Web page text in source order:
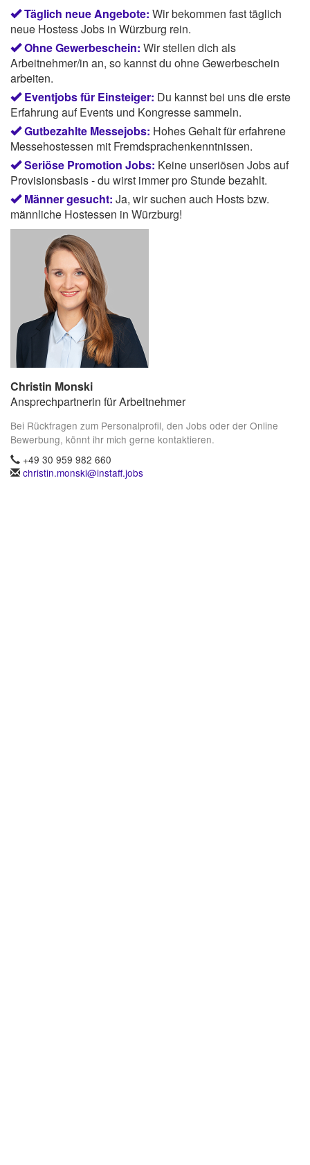
Täglich neue Angebote: Wir bekommen fast täglich
neue Hostess Jobs in Würzburg rein.
Ohne Gewerbeschein: Wir stellen dich als
Arbeitnehmer/in an, so kannst du ohne Gewerbeschein
arbeiten.
Eventjobs für Einsteiger: Du kannst bei uns die erste
Erfahrung auf Events und Kongresse sammeln.
Gutbezahlte Messejobs: Hohes Gehalt für erfahrene
Messehostessen mit Fremdsprachenkenntnissen.
Seriöse Promotion Jobs: Keine unseriösen Jobs auf
Provisionsbasis - du wirst immer pro Stunde bezahlt.
Männer gesucht: Ja, wir suchen auch Hosts bzw.
männliche Hostessen in Würzburg!
Christin Monski
Ansprechpartnerin für Arbeitnehmer
Bei Rückfragen zum Personalprofil, den Jobs oder der Online
Bewerbung, könnt ihr mich gerne kontaktieren.
+49 30 959 982 660
christin.monski@instaff.jobs